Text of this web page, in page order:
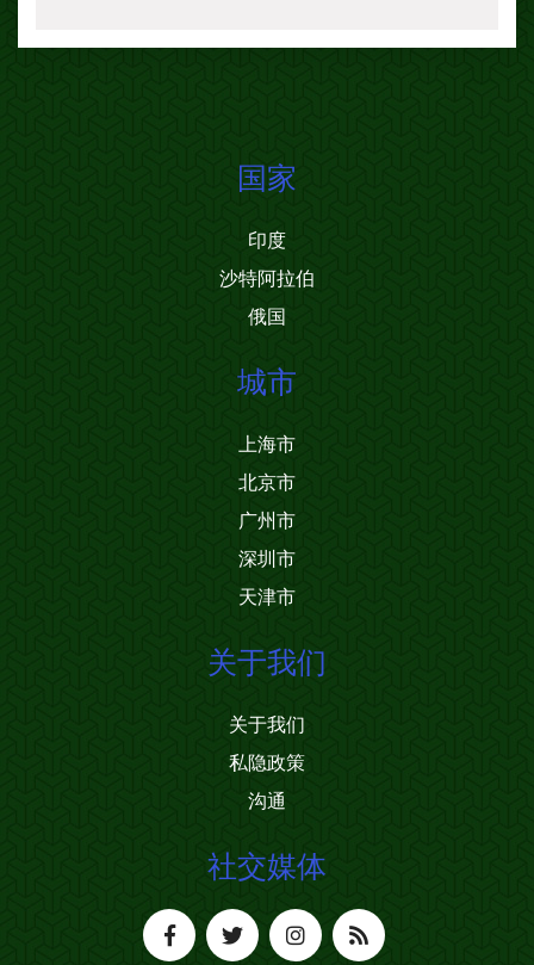
国家
印度
沙特阿拉伯
俄国
城市
上海市
北京市
广州市
深圳市
天津市
关于我们
关于我们
私隐政策
沟通
社交媒体